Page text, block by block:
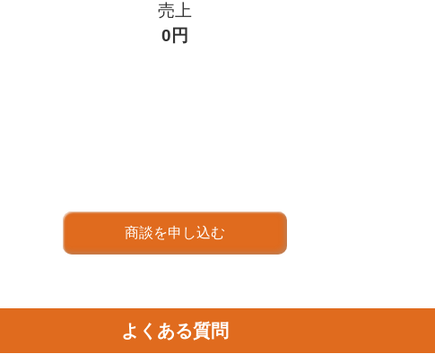
売上
0円
商談を申し込む
よくある質問